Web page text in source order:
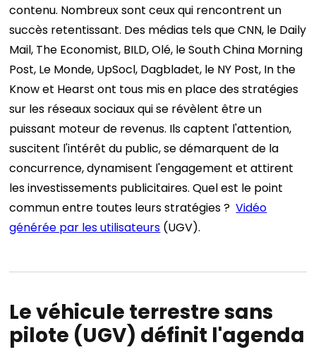
contenu. Nombreux sont ceux qui rencontrent un
succès retentissant. Des médias tels que CNN, le Daily
Mail, The Economist, BILD, Olé, le South China Morning
Post, Le Monde, UpSocl, Dagbladet, le NY Post, In the
Know et Hearst ont tous mis en place des stratégies
sur les réseaux sociaux qui se révèlent être un
puissant moteur de revenus. Ils captent l'attention,
suscitent l'intérêt du public, se démarquent de la
concurrence, dynamisent l'engagement et attirent
les investissements publicitaires. Quel est le point
commun entre toutes leurs stratégies ? Vidéo
générée par les utilisateurs (UGV).
Le véhicule terrestre sans
pilote (UGV) définit l'agenda